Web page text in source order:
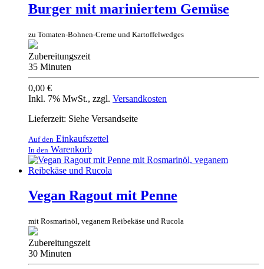
Burger mit mariniertem Gemüse
zu Tomaten-Bohnen-Creme und Kartoffelwedges
Zubereitungszeit
35 Minuten
0,00 €
Inkl. 7% MwSt., zzgl. Versandkosten
Lieferzeit: Siehe Versandseite
Auf den Einkaufszettel
In den Warenkorb
Vegan Ragout mit Penne
mit Rosmarinöl, veganem Reibekäse und Rucola
Zubereitungszeit
30 Minuten